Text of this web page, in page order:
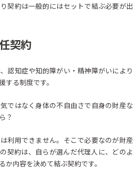
契約は一般的にはセットで結ぶ必要が出
契約
認知症や知的障がい・精神障がいにより
する制度です。
ではなく身体の不自由さで自身の財産な
？
利用できません。そこで必要なのが財産
契約は、自らが選んだ代理人に、どのよ
か内容を決めて結ぶ契約です。